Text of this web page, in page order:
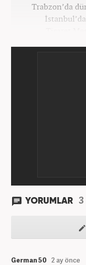
Trabzon’da
Ticaret
ve
YORUMLAR 3
German 50 2 ay önce